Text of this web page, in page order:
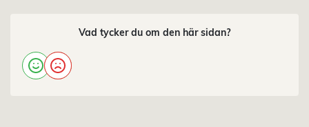
Vad tycker du om den här sidan?